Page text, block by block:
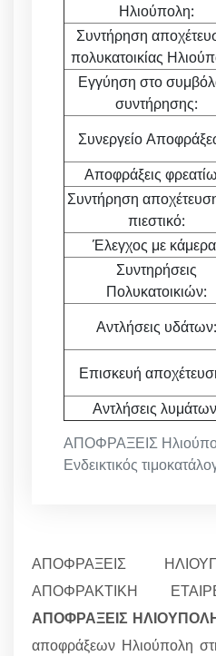
ΑΠΟΦΡΑΞΕΙΣ
Ενδεικτικός
Ηλιούπολη:
Συντήρηση
πολυκατοικίας
Εγγύηση στο
συντήρησης:
Συνεργείο
Αποφράξεις
Συντήρηση
πιεστικό:
Έλεγχος με
Συντηρήσεις
Πολυκατοικιών:
Αντλήσεις υδάτων:
Επισκευή
Αντλήσεις
ΑΠΟΦΡΑΞΕΙΣ
ΑΠΟΦΡΑΚΤΙΚΗ
ΑΠΟΦΡΑΞΕΙΣ
αποφράξεων Ηλιούπολη